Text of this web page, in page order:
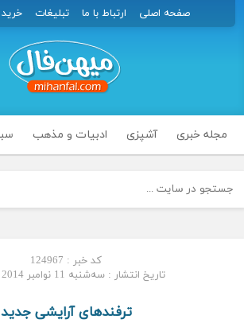
صفحه اصلی ارتباط با ما تبلیغات
مجله خبری آشپزی ادبیات و مذهب
کد خبر : 124967
تاریخ انتشار : سه‌شنبه 11 نوامبر 2014 - 12:10
ترفندهای آرایشی جدید